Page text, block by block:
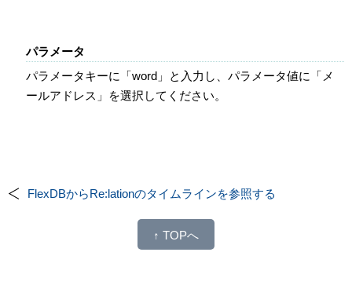
パラメータ
パラメータキーに「word」と入力し、パラメータ値に「メ
ールアドレス」を選択してください。
FlexDBからRe:lationのタイムラインを参照する
↑ TOPへ